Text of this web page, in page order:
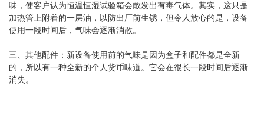
味，使客户认为恒温恒湿试验箱会散发出有毒气体。其实，这只是
加热管上附着的一层油，以防出厂前生锈，但令人放心的是，设备
使用一段时间后，气味会逐渐消散。
三、其他配件：新设备使用前的气味是因为盒子和配件都是全新
的，所以有一种全新的个人货币味道。它会在很长一段时间后逐渐
消失。